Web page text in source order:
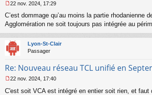
l
u
e
s
a
g
e
o
l
u
22 nov. 2024, 17:29
C’est dommage qu’au moins la partie rhodanienne
Agglomération ne soit toujours pas intégrée au
Lyon-St-Clair
Passager
Re: Nouveau réseau TCL unifié en
e
22 nov. 2024, 17:40
C'est soit VCA est intégré en entier soit rien, et faut